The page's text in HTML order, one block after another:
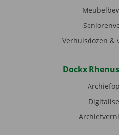
Verhuisdozen &
Dockx